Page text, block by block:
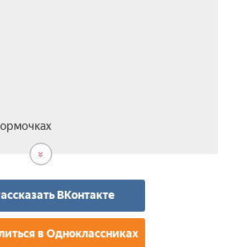
ВКонтакте
в Одноклассниках